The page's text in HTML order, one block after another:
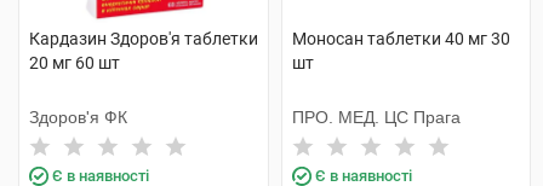
Кардазин Здоров'я таблетки
20 мг 60 шт
Здоров'я ФК
Є в наявності
Моносан таблетки 40 мг 30
шт
ПРО. МЕД. ЦС Прага
Є в наявності